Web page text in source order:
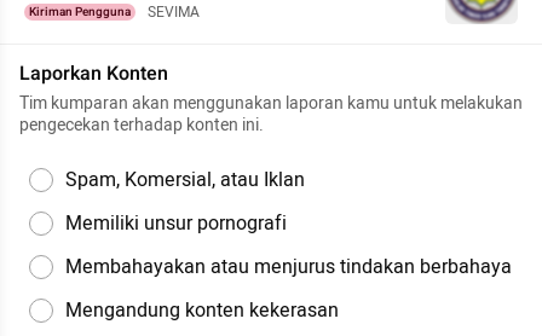
Kiriman Pengguna SEVIMA
Laporkan Konten
Tim kumparan akan menggunakan laporan kamu untuk melakukan
pengecekan terhadap konten ini.
Spam, Komersial, atau Iklan
Memiliki unsur pornografi
Membahayakan atau menjurus tindakan berbahaya
Mengandung konten kekerasan